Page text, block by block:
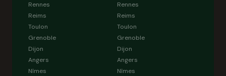
Rennes
Reims
Toulon
Grenoble
Dijon
Angers
Nîmes
Rennes
Reims
Toulon
Grenoble
Dijon
Angers
Nîmes